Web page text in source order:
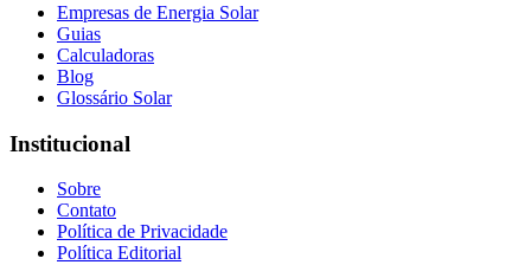
Empresas de Energia Solar
Guias
Calculadoras
Blog
Glossário Solar
Institucional
Sobre
Contato
Política de Privacidade
Política Editorial